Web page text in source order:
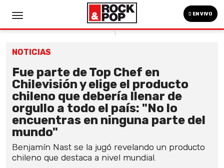
EN VIVO
NOTICIAS
Fue parte de Top Chef en
Chilevisión y elige el producto
chileno que debería llenar de
orgullo a todo el país: "No lo
encuentras en ninguna parte del
mundo"
Benjamín Nast se la jugó revelando un producto
chileno que destaca a nivel mundial.